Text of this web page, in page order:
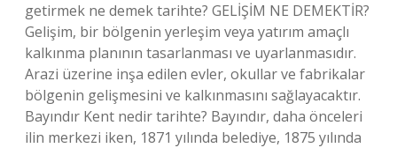
getirmek ne demek tarihte? GELİŞİM NE DEMEKTİR?
Gelişim, bir bölgenin yerleşim veya yatırım amaçlı
kalkınma planının tasarlanması ve uyarlanmasıdır.
Arazi üzerine inşa edilen evler, okullar ve fabrikalar
bölgenin gelişmesini ve kalkınmasını sağlayacaktır.
Bayındır Kent nedir tarihte? Bayındır, daha önceleri
ilin merkezi iken, 1871 yılında belediye, 1875 yılında